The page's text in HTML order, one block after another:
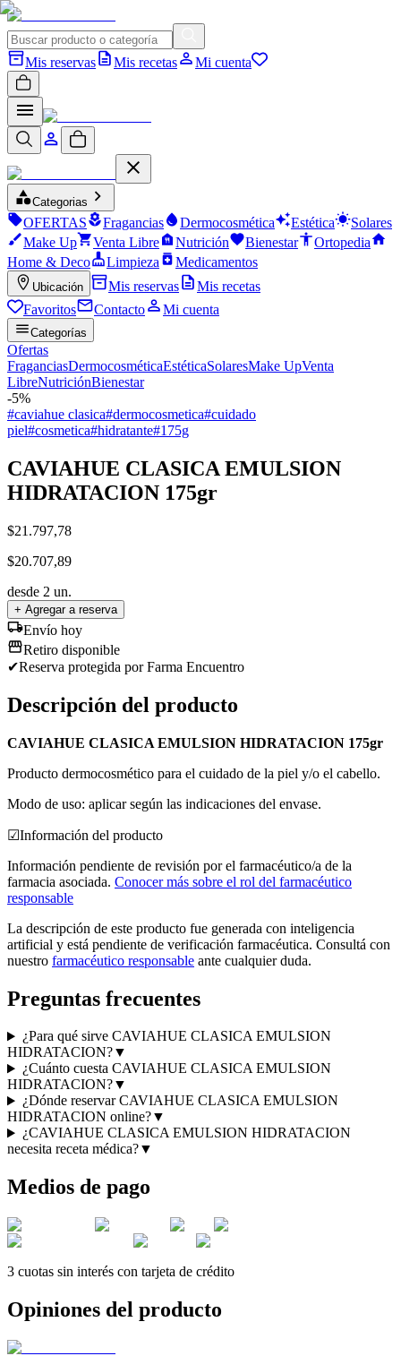
Mis reservas Mis recetas Mi cuenta
Categorias
OFERTAS Fragancias Dermocosmética Estética
Solares
Make Up
Venta Libre Nutrición Bienestar
Ortopedia
Home & Deco
Limpieza Medicamentos
Ubicación Mis reservas
Mis recetas
Favoritos
Contacto Mi cuenta
Categorías
Ofertas
FraganciasDermocosméticaEstéticaSolaresMake UpVenta
LibreNutriciónBienestar
-5%
#caviahue clasica#dermocosmetica#cuidado
piel#cosmetica#hidratante#175g
CAVIAHUE CLASICA EMULSION
HIDRATACION 175gr
$21.797,78
$20.707,89
desde 2 un.
+ Agregar a reserva
Envío hoy
Retiro disponible
✔Reserva protegida por Farma Encuentro
Descripción del producto
CAVIAHUE CLASICA EMULSION HIDRATACION 175gr
Producto dermocosmético para el cuidado de la piel y/o el cabello.
Modo de uso: aplicar según las indicaciones del envase.
☑Información del producto
Información pendiente de revisión por el farmacéutico/a de la
farmacia asociada. Conocer más sobre el rol del farmacéutico
responsable
La descripción de este producto fue generada con inteligencia
artificial y está pendiente de verificación farmacéutica. Consultá con
nuestro farmacéutico responsable ante cualquier duda.
Preguntas frecuentes
¿Para qué sirve CAVIAHUE CLASICA EMULSION
HIDRATACION?▼
¿Cuánto cuesta CAVIAHUE CLASICA EMULSION
HIDRATACION?▼
¿Dónde reservar CAVIAHUE CLASICA EMULSION
HIDRATACION online?▼
¿CAVIAHUE CLASICA EMULSION HIDRATACION
necesita receta médica?▼
Medios de pago
3 cuotas sin interés con tarjeta de crédito
Opiniones del producto